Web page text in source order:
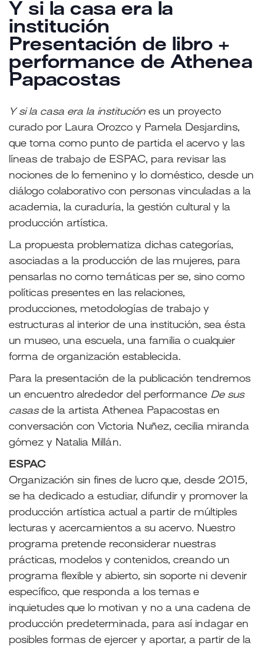
Y si la casa era la
institución
Presentación de libro +
performance de Athenea
Papacostas
Y si la casa era la institución es un proyecto
curado por Laura Orozco y Pamela Desjardins,
que toma como punto de partida el acervo y las
líneas de trabajo de ESPAC, para revisar las
nociones de lo femenino y lo doméstico, desde un
diálogo colaborativo con personas vinculadas a la
academia, la curaduría, la gestión cultural y la
producción artística.
La propuesta problematiza dichas categorías,
asociadas a la producción de las mujeres, para
pensarlas no como temáticas per se, sino como
políticas presentes en las relaciones,
producciones, metodologías de trabajo y
estructuras al interior de una institución, sea ésta
un museo, una escuela, una familia o cualquier
forma de organización establecida.
Para la presentación de la publicación tendremos
un encuentro alrededor del performance De sus
casasde la artista Athenea Papacostas en
conversación con Victoria Nuñez, cecilia miranda
gómez y Natalia Millán.
ESPAC
Organización sin fines de lucro que, desde 2015,
se ha dedicado a estudiar, difundir y promover la
producción artística actual a partir de múltiples
lecturas y acercamientos a su acervo. Nuestro
programa pretende reconsiderar nuestras
prácticas, modelos y contenidos, creando un
programa flexible y abierto, sin soporte ni devenir
específico, que responda a los temas e
inquietudes que lo motivan y no a una cadena de
producción predeterminada, para así indagar en
posibles formas de ejercer y aportar, a partir de la